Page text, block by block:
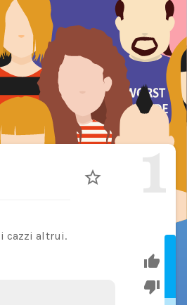
1
cazzi altrui.